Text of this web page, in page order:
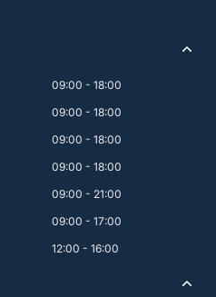
09:00 - 18:00
09:00 - 18:00
09:00 - 18:00
09:00 - 18:00
09:00 - 21:00
09:00 - 17:00
12:00 - 16:00